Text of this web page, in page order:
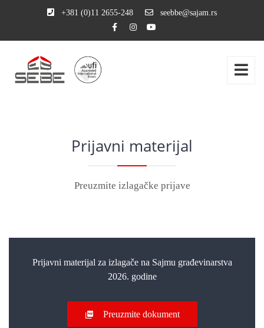
+381 (0)11 2655-248 seebbe@sajam.rs
Prijavni materijal
Preuzmite izlagačke prijave
Prijavni materijal za izlagače na Sajmu građevinarstva
2026. godine
Preuzmite dokument